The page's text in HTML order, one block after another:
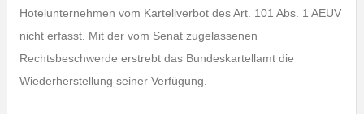
Hotelunternehmen vom Kartellverbot des Art. 101 Abs. 1 AEUV
nicht erfasst. Mit der vom Senat zugelassenen
Rechtsbeschwerde erstrebt das Bundeskartellamt die
Wiederherstellung seiner Verfügung.